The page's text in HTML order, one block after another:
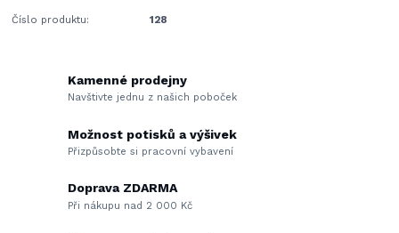
Číslo produktu: 128
Kamenné prodejny
Navštivte jednu z našich poboček
Možnost potisků a výšivek
Přizpůsobte si pracovní vybavení
Doprava ZDARMA
Při nákupu nad 2 000 Kč